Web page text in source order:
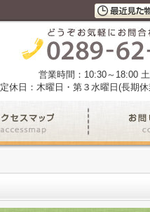
営業時間：10:30～18:00
定休日：木曜日・第３水曜日(長期